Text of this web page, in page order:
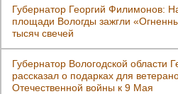
Губернатор Георгий Филимонов:
площади Вологды зажгли
тысяч свечей
Губернатор Вологодской области
рассказал о подарках для
Отечественной войны к 9 Мая